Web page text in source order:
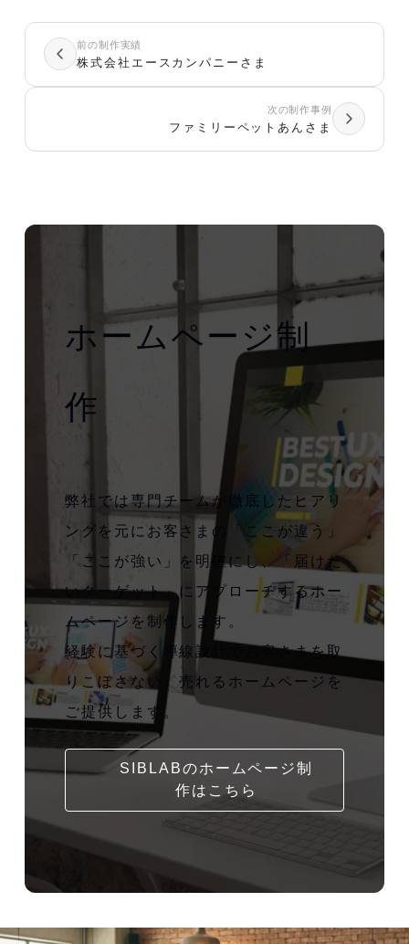
前の制作実績
株式会社エースカンパニーさま
次の制作事例
ファミリーペットあんさま
ホームページ制
作
弊社では専門チームが徹底したヒアリ
ングを元にお客さまの「ここが違う」
「ここが強い」を明確にし、「届けた
いターゲット」にアプローチするホー
ムページを制作します。
経験に基づく導線設計でお客さまを取
りこぼさない。売れるホームページを
ご提供します。
SIBLABのホームページ制
作はこちら